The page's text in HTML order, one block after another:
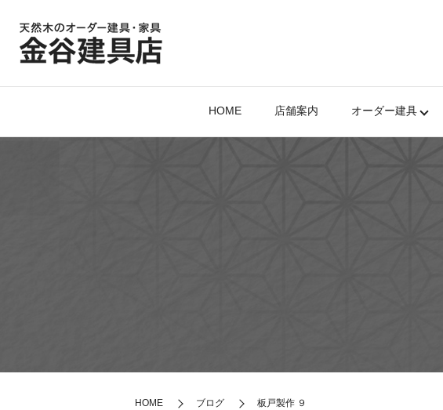
HOME 店舗案内 オーダー建具
HOME ブログ 板戸製作 ９